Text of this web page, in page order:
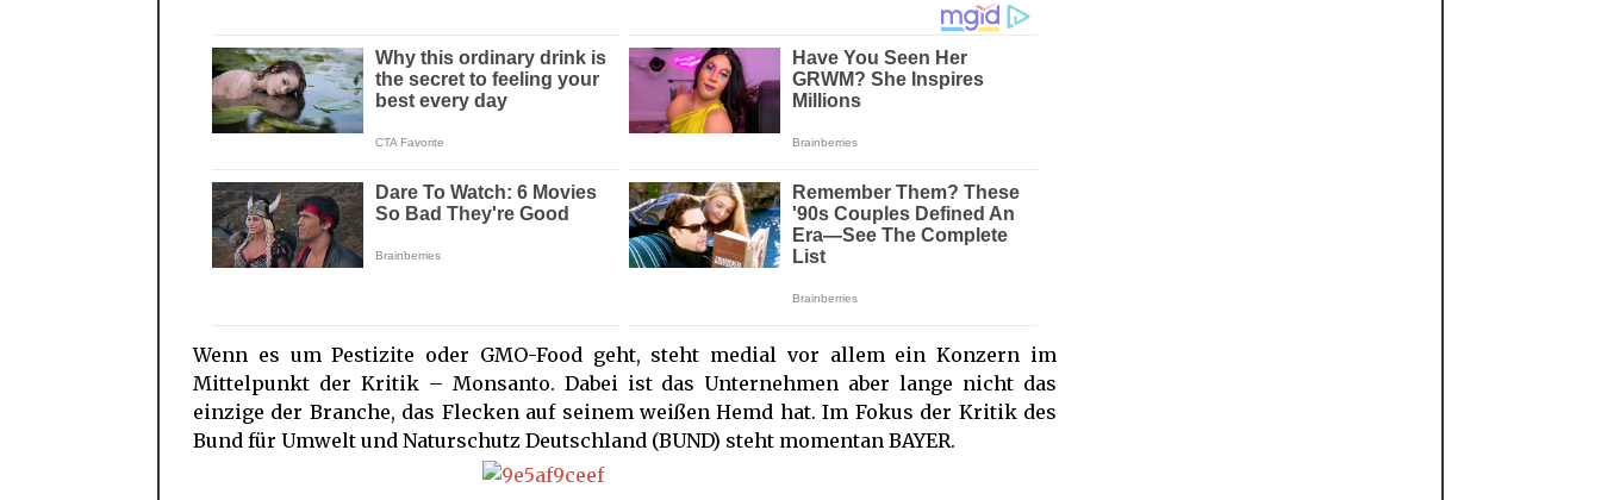
Wenn es um Pestizite oder GMO-Food geht, steht medial vor allem ein Konzern im
Mittelpunkt der Kritik – Monsanto. Dabei ist das Unternehmen aber lange nicht das
einzige der Branche, das Flecken auf seinem weißen Hemd hat. Im Fokus der Kritik des
Bund für Umwelt und Naturschutz Deutschland (BUND) steht momentan BAYER.